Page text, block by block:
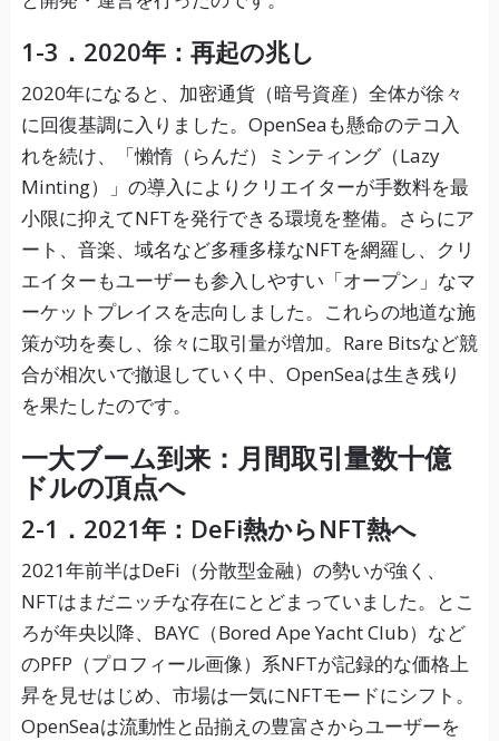
1-3．2020年：再起の兆し
2020年になると、加密通貨（暗号資産）全体が徐々
に回復基調に入りました。OpenSeaも懸命のテコ入
れを続け、「懶惰（らんだ）ミンティング（Lazy
Minting）」の導入によりクリエイターが手数料を最
小限に抑えてNFTを発行できる環境を整備。さらにア
ート、音楽、域名など多種多様なNFTを網羅し、クリ
エイターもユーザーも参入しやすい「オープン」なマ
ーケットプレイスを志向しました。これらの地道な施
策が功を奏し、徐々に取引量が増加。Rare Bitsなど競
合が相次いで撤退していく中、OpenSeaは生き残り
を果たしたのです。
一大ブーム到来：月間取引量数十億
ドルの頂点へ
2-1．2021年：DeFi熱からNFT熱へ
2021年前半はDeFi（分散型金融）の勢いが強く、
NFTはまだニッチな存在にとどまっていました。とこ
ろが年央以降、BAYC（Bored Ape Yacht Club）など
のPFP（プロフィール画像）系NFTが記録的な価格上
昇を見せはじめ、市場は一気にNFTモードにシフト。
OpenSeaは流動性と品揃えの豊富さからユーザーを